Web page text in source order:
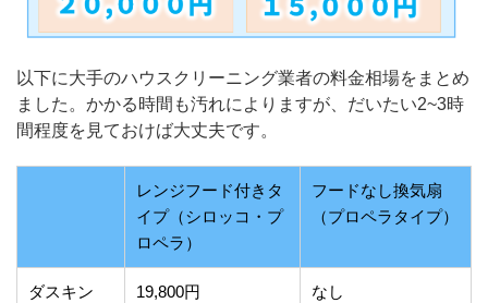
以下に大手のハウスクリーニング業者の料金相場をまとめ
ました。かかる時間も汚れによりますが、だいたい2~3時
間程度を見ておけば大丈夫です。
レンジフード付きタ
イプ（シロッコ・プ
ロペラ）
フードなし換気扇
（プロペラタイプ）
ダスキン 19,800円 なし